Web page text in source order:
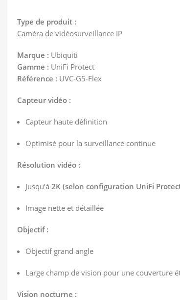
Type de produit :
Caméra de vidéosurveillance IP
Marque : Ubiquiti
Gamme : UniFi Protect
Référence : UVC-G5-Flex
Capteur vidéo :
Capteur haute définition
Optimisé pour la surveillance continue
Résolution vidéo :
Jusqu’à 2K (selon configuration UniFi
Image nette et détaillée
Objectif :
Objectif grand angle
Large champ de vision pour une couverture
Vision nocturne :